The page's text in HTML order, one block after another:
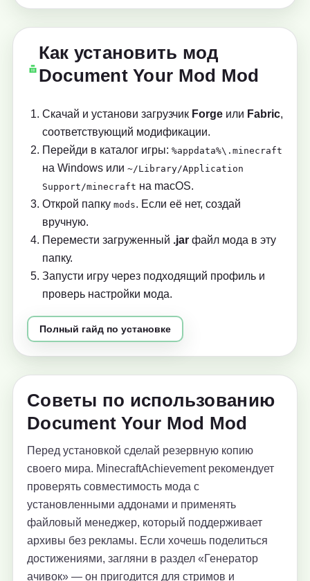
Как установить мод
Document Your Mod Mod
Скачай и установи загрузчик Forge или Fabric,
соответствующий модификации.
Перейди в каталог игры: %appdata%\.minecraft
на Windows или ~/Library/Application
Support/minecraft на macOS.
Открой папку mods. Если её нет, создай
вручную.
Перемести загруженный .jar файл мода в эту
папку.
Запусти игру через подходящий профиль и
проверь настройки мода.
Полный гайд по установке
Советы по использованию
Document Your Mod Mod
Перед установкой сделай резервную копию
своего мира. MinecraftAchievement рекомендует
проверять совместимость мода с
установленными аддонами и применять
файловый менеджер, который поддерживает
архивы без рекламы. Если хочешь поделиться
достижениями, загляни в раздел «Генератор
ачивок» — он пригодится для стримов и